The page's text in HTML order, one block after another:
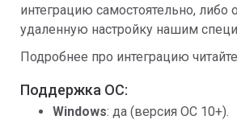
интеграцию самостоятельно, либо
удаленную настройку нашим
Подробнее про интеграцию
Поддержка ОС:
Windows: да (версия ОС 10+).